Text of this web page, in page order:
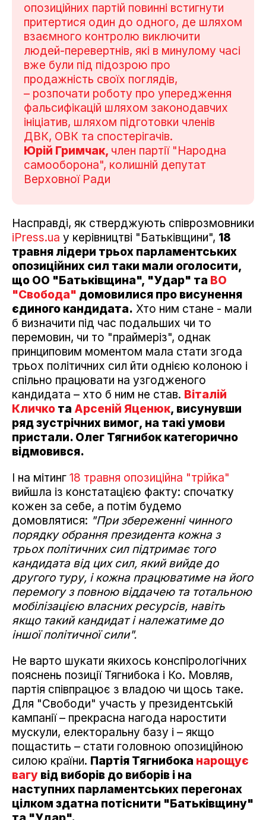
опозиційних партій повинні встигнути
притертися один до одного, де шляхом
взаємного контролю виключити
людей-перевертнів, які в минулому часі
вже були під підозрою про
продажність своїх поглядів,
– розпочати роботу про упередження
фальсифікацій шляхом законодавчих
ініціатив, шляхом підготовки членів
ДВК, ОВК та спостерігачів.
Юрій Гримчак, член партії "Народна
самооборона", колишній депутат
Верховної Ради
Насправді, як стверджують співрозмовники
iPress.ua у керівництві "Батьківщини", 18
травня лідери трьох парламентських
опозиційних сил таки мали оголосити,
що ОО "Батьківщина", "Удар" та ВО
"Свобода" домовилися про висунення
єдиного кандидата. Хто ним стане - мали
б визначити під час подальших чи то
перемовин, чи то "праймеріз", однак
принциповим моментом мала стати згода
трьох політичних сил йти однією колоною і
спільно працювати на узгодженого
кандидата – хто б ним не став. Віталій
Кличко та Арсеній Яценюк, висунувши
ряд зустрічних вимог, на такі умови
пристали. Олег Тягнибок категорично
відмовився.
І на мітинг 18 травня опозиційна "трійка"
вийшла із констатацією факту: спочатку
кожен за себе, а потім будемо
домовлятися: "При збереженні чинного
порядку обрання президента кожна з
трьох політичних сил підтримає того
кандидата від цих сил, який вийде до
другого туру, і кожна працюватиме на його
перемогу з повною віддачею та тотальною
мобілізацією власних ресурсів, навіть
якщо такий кандидат і належатиме до
іншої політичної сили".
Не варто шукати якихось конспірологічних
пояснень позиції Тягнибока і Ко. Мовляв,
партія співпрацює з владою чи щось таке.
Для "Свободи" участь у президентській
кампанії – прекрасна нагода наростити
мускули, електоральну базу і – якщо
пощастить – стати головною опозиційною
силою країни. Партія Тягнибока нарощує
вагу від виборів до виборів і на
наступних парламентських перегонах
цілком здатна потіснити "Батьківщину"